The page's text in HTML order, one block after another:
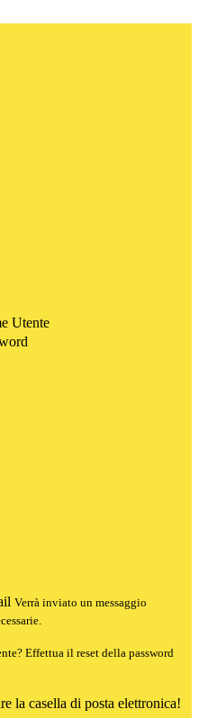
Utente
Verrà inviato un messaggio
Effettua il reset della password
la casella di posta elettronica!